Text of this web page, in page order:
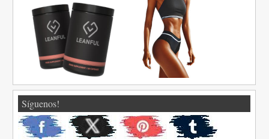
Síguenos!